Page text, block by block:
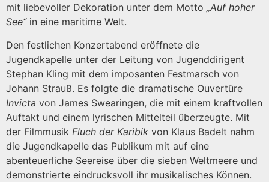
mit liebevoller Dekoration unter dem Motto „Auf hoher
See“in eine maritime Welt.
Den festlichen Konzertabend eröffnete die
Jugendkapelle unter der Leitung von Jugenddirigent
Stephan Kling mit dem imposanten Festmarsch von
Johann Strauß. Es folgte die dramatische Ouvertüre
Invicta von James Swearingen, die mit einem kraftvollen
Auftakt und einem lyrischen Mittelteil überzeugte. Mit
der Filmmusik Fluch der Karibik von Klaus Badelt nahm
die Jugendkapelle das Publikum mit auf eine
abenteuerliche Seereise über die sieben Weltmeere und
demonstrierte eindrucksvoll ihr musikalisches Können.